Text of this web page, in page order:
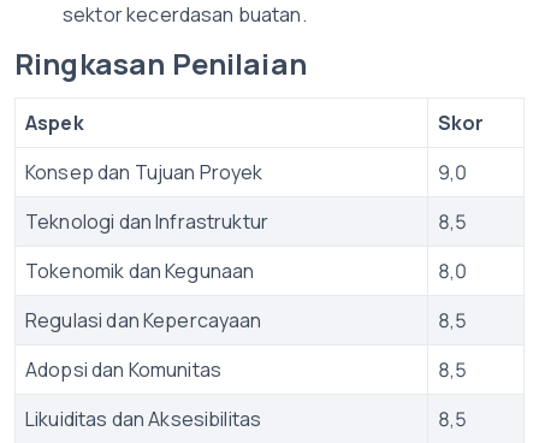
sektor kecerdasan buatan.
Ringkasan Penilaian
Aspek
Skor
Konsep dan Tujuan Proyek
9,0
Teknologi dan Infrastruktur
8,5
Tokenomik dan Kegunaan
8,0
Regulasi dan Kepercayaan
8,5
Adopsi dan Komunitas
8,5
Likuiditas dan Aksesibilitas
8,5